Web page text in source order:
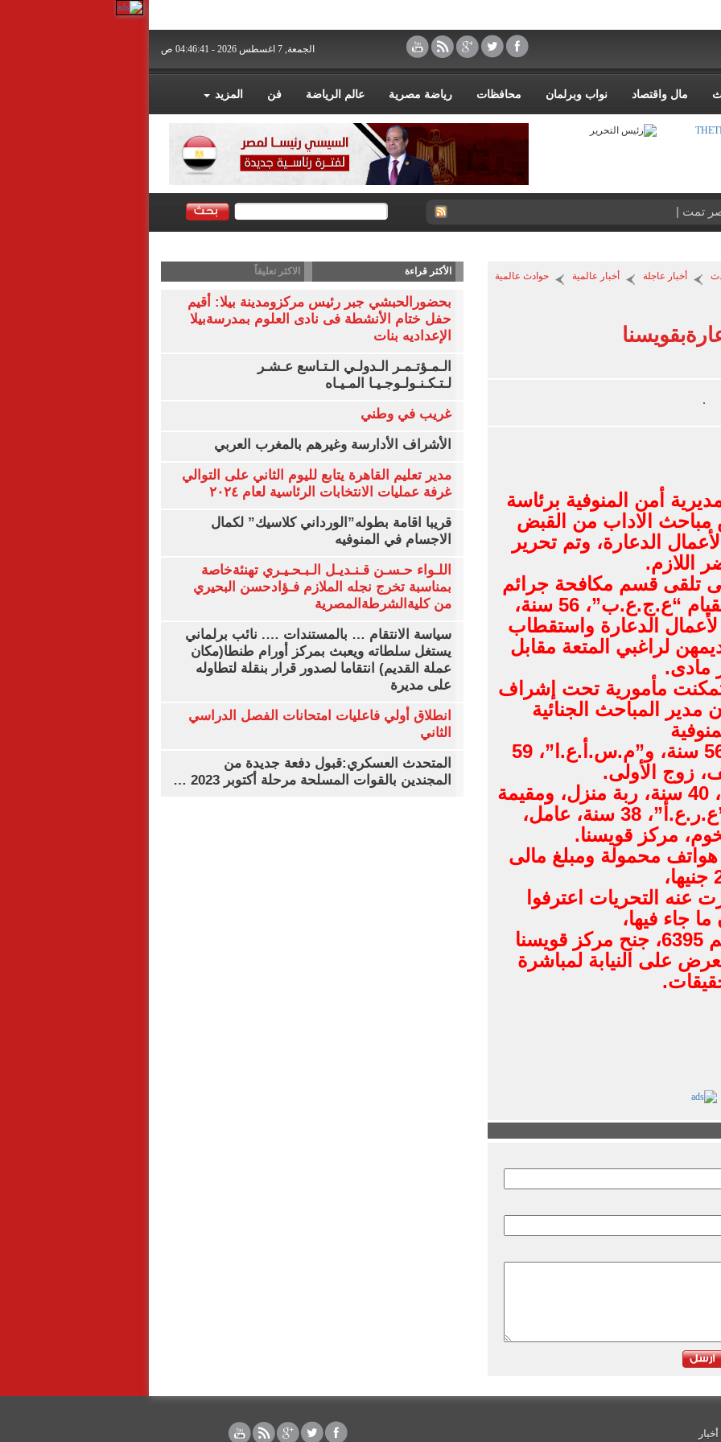
الجمعة, 7 اغسطس 2026 - 04:46:42 ص
مال واقتصاد نواب وبرلمان محافظات رياضة مصرية عالم الرياضة فن المزيد
تمتلك قاعدة متنو |
أخبار عاجلة أخبار عالمية حوادث عالمية
أمن المنوفية برئاسة
مباحث الاداب من القبض
الدعارة، وتم تحرير
اللازم.
تلقى قسم مكافحة جرائم
الآداب معلومات تفيد بقيام “ع.ج.ع.ب”، 56 سنة،
الدعارة واستقطاب
لراغبي المتعة مقابل
مادى.
مأمورية تحت إشراف
مدير المباحث الجنائية
59
زوج الأولى.
كما تم ضبط “أ.ش.م.ع”، 40 سنة، ربة منزل، ومقيمة
مركز شبين الكوم، و”ع.ر.ع.أ”، 38 سنة، عامل،
مركز قويسنا.
بحوزتهم أيضا 5 هواتف محمولة ومبلغ مالى
عنه التحريات اعترفوا
جاء فيها،
وتم تحرير المحضر رقم 6395، جنح مركز قويسنا
العرض على النيابة لمباشرة
الأكثر قراءة الاكثر تعليقاً
بحضورالحبشي جبر رئيس مركزومدينة بيلا: أقيم
حفل ختام الأنشطة فى نادى العلوم بمدرسةبيلا
الإعداديه بنات
الـمـؤتـمـر الـدولـي الـتـاسع عـشـر
لـتـكـنـولـوجـيـا المـيـاه
غريب في وطني
الأشراف الأدارسة وغيرهم بالمغرب العربي
مدير تعليم القاهرة يتابع لليوم الثاني على التوالي
غرفة عمليات الانتخابات الرئاسية لعام ٢٠٢٤
قريبا اقامة بطوله”الورداني كلاسيك” لكمال
الاجسام في المنوفيه
اللـواء حـسـن قـنـديـل الـبـحـيـري تهنئةخاصة
بمناسبة تخرج نجله الملازم فـؤادحسن البحيري
من كليةالشرطةالمصرية
سياسة الانتقام … بالمستندات …. نائب برلماني
يستغل سلطاته ويعبث بمركز أورام طنطا(مكان
عملة القديم) انتقاما لصدور قرار بنقلة لتطاوله
على مديرة
انطلاق أولي فاعليات امتحانات الفصل الدراسي
الثاني
المتحدث العسكري:قبول دفعة جديدة من
المجندين بالقوات المسلحة مرحلة أكتوبر 2023 …
أخبار